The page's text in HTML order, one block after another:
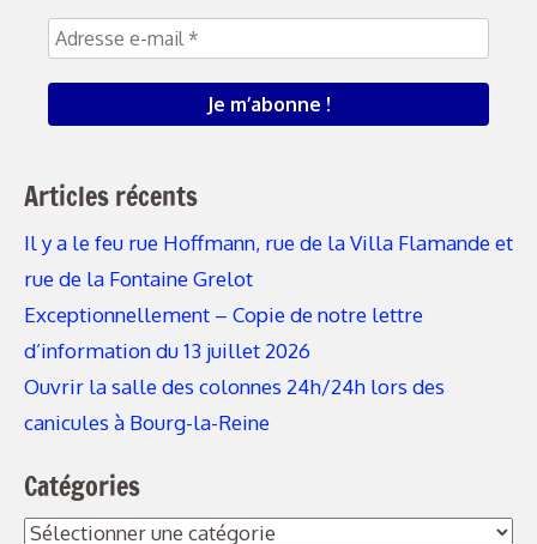
Articles récents
Il y a le feu rue Hoffmann, rue de la Villa Flamande et
rue de la Fontaine Grelot
Exceptionnellement – Copie de notre lettre
d’information du 13 juillet 2026
Ouvrir la salle des colonnes 24h/24h lors des
canicules à Bourg-la-Reine
Catégories